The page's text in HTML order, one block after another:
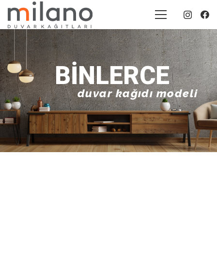
BINLERCE
duvar kağıdı modeli